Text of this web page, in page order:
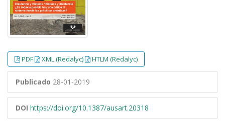
PDF XML (Redalyc) HTLM (Redalyc)
Publicado 28-01-2019
DOI https://doi.org/10.1387/ausart.20318